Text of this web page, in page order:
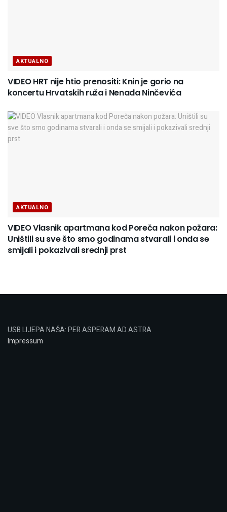
AKTUALNO
VIDEO HRT nije htio prenositi: Knin je gorio na
koncertu Hrvatskih ruža i Nenada Ninčevića
AKTUALNO
VIDEO Vlasnik apartmana kod Poreča nakon požara:
Uništili su sve što smo godinama stvarali i onda se
smijali i pokazivali srednji prst
USB LIJEPA NAŠA: PER ASPERAM AD ASTRA
Impressum